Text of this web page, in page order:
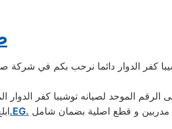
كفر الدوار دائما نرحب بكم في شركة
الرقم الموحد لصيانه توشيبا كفر
.EG. مدربين و قطع اصلية بضمان شامل